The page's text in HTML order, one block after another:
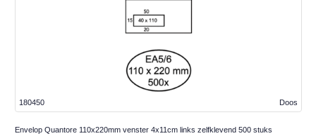
Doos
180450
Envelop Quantore 110x220mm venster 4x11cm links zelfklevend 500 stuks